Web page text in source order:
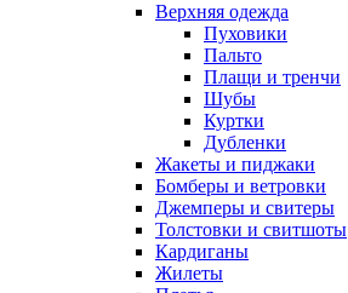
Верхняя одежда
Пуховики
Пальто
Плащи и тренчи
Шубы
Куртки
Дубленки
Жакеты и пиджаки
Бомберы и ветровки
Джемперы и свитеры
Толстовки и свитшоты
Кардиганы
Жилеты